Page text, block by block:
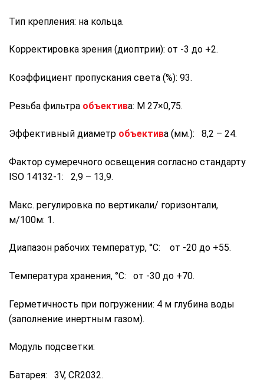
Тип крепления: на кольца.
Корректировка зрения (диоптрии): от -3 до +2.
Коэффициент пропускания света (%): 93.
Резьба фильтра объектива: M 27×0,75.
Эффективный диаметр объектива (мм.): 8,2 – 24.
Фактор сумеречного освещения согласно стандарту
ISO 14132-1: 2,9 – 13,9.
Макс. регулировка по вертикали/ горизонтали,
м/100м: 1.
Диапазон рабочих температур, °C: от -20 до +55.
Температура хранения, °C: от -30 до +70.
Герметичность при погружении: 4 м глубина воды
(заполнение инертным газом).
Модуль подсветки:
Батарея: 3V, CR2032.